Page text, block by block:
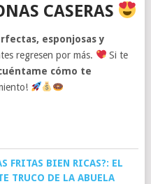
CASERAS
esponjosas y
regresen por más.
Si te
cómo te
FRITAS BIEN RICAS?: EL
TRUCO DE LA ABUELA